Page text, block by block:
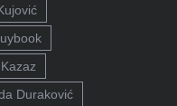
Duraković